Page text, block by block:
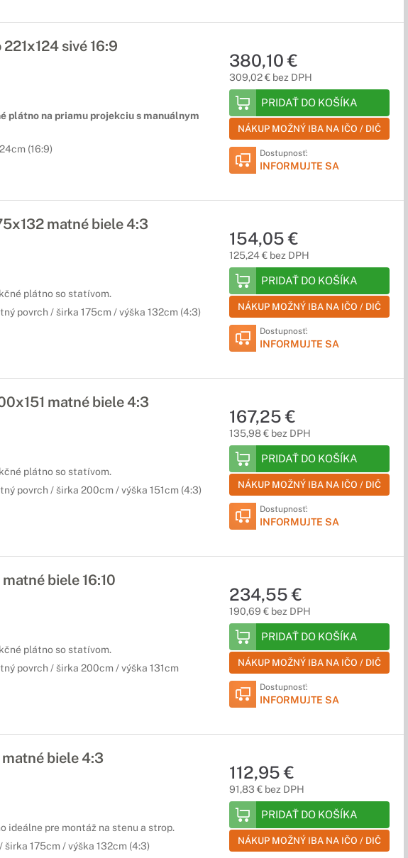
sivé 16:9
plátno na priamu projekciu s manuálnym
(16:9)
380,10 €
309,02 € bez DPH
PRIDAŤ DO KOŠÍKA
NÁKUP MOŽNÝ IBA NA IČO / DIČ
Dostupnosť:
INFORMUJTE SA
matné biele 4:3
plátno so statívom.
povrch / širka 175cm / výška 132cm (4:3)
154,05 €
125,24 € bez DPH
PRIDAŤ DO KOŠÍKA
NÁKUP MOŽNÝ IBA NA IČO / DIČ
Dostupnosť:
INFORMUJTE SA
matné biele 4:3
plátno so statívom.
povrch / širka 200cm / výška 151cm (4:3)
167,25 €
135,98 € bez DPH
PRIDAŤ DO KOŠÍKA
NÁKUP MOŽNÝ IBA NA IČO / DIČ
Dostupnosť:
INFORMUJTE SA
biele 16:10
plátno so statívom.
povrch / širka 200cm / výška 131cm
234,55 €
190,69 € bez DPH
PRIDAŤ DO KOŠÍKA
NÁKUP MOŽNÝ IBA NA IČO / DIČ
Dostupnosť:
INFORMUJTE SA
biele 4:3
ideálne pre montáž na stenu a strop.
175cm / výška 132cm (4:3)
112,95 €
91,83 € bez DPH
PRIDAŤ DO KOŠÍKA
NÁKUP MOŽNÝ IBA NA IČO / DIČ